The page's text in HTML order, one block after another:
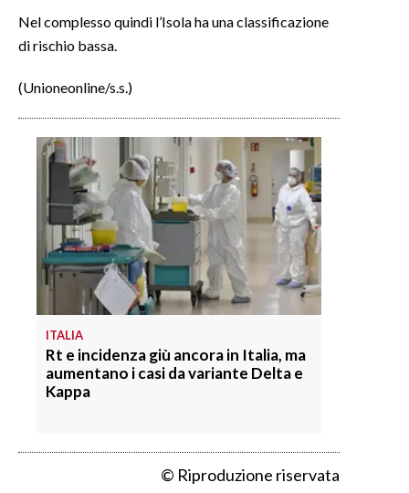
#CARAUNIONE
3 MINUTI CON
INSULARITÀ
INFO AZIENDE
ABBONATI
ANNUNCI
NECROLOGI
PUBBLICITÀ
SPIAGGE
Nel complesso quindi l’Isola ha una classificazione
di rischio bassa.
(Unioneonline/s.s.)
ITALIA
Rt e incidenza giù ancora in Italia, ma
aumentano i casi da variante Delta e
Kappa
© Riproduzione riservata